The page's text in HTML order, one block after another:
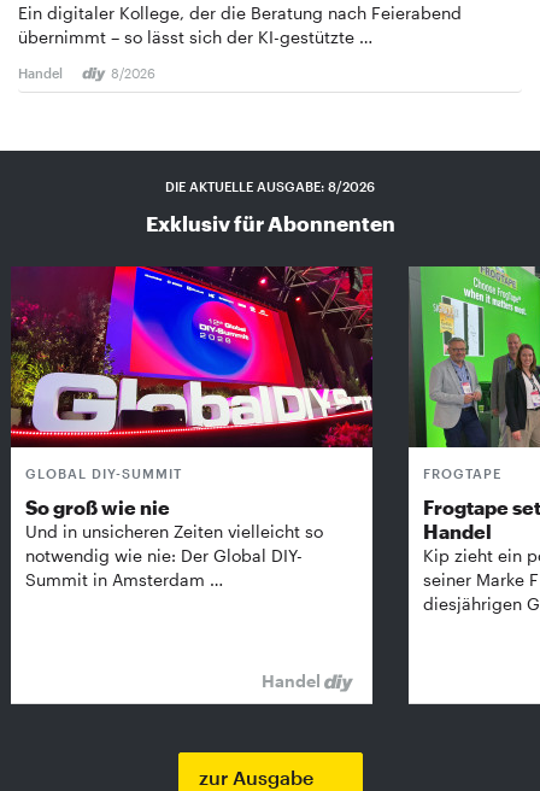
Ein digitaler Kollege, der die Beratung nach Feierabend
übernimmt – so lässt sich der KI-gestützte …
Handel 8/2026
DIE AKTUELLE AUSGABE: 8/2026
Exklusiv für Abonnenten
GLOBAL DIY-SUMMIT
So groß wie nie
Und in unsicheren Zeiten vielleicht so
notwendig wie nie: Der Global DIY-
Summit in Amsterdam …
Handel
FROGTAPE
Frogtape
Handel
Kip zieht ein
seiner Marke
diesjährigen
zur Ausgabe